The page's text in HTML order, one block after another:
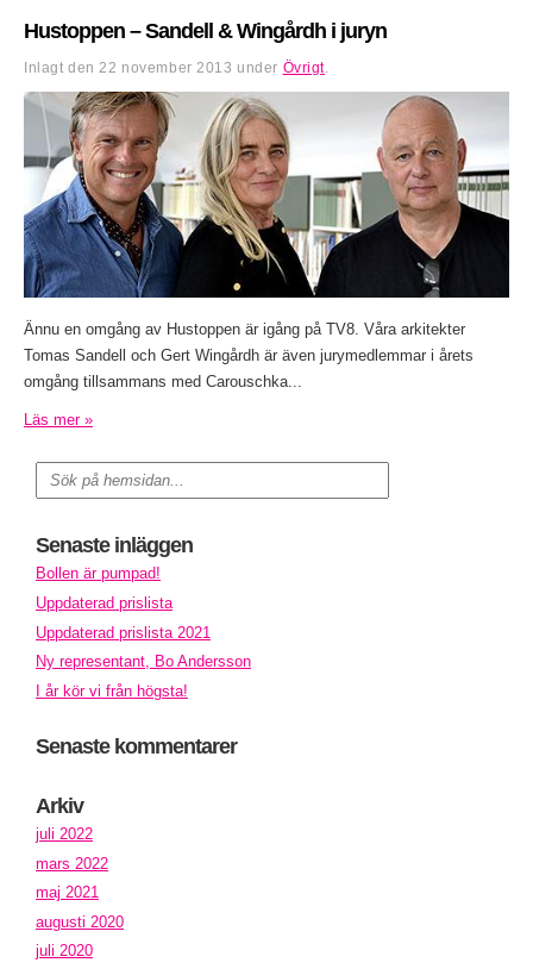
Hustoppen – Sandell & Wingårdh i juryn
Inlagt den 22 november 2013 under Övrigt
Ännu en omgång av Hustoppen är igång på TV8. Våra arkitekter
Tomas Sandell och Gert Wingårdh är även jurymedlemmar i årets
omgång tillsammans med Carouschka...
Läs mer »
Senaste inläggen
Bollen är pumpad!
Uppdaterad prislista
Uppdaterad prislista 2021
Ny representant, Bo Andersson
I år kör vi från högsta!
Senaste kommentarer
Arkiv
juli 2022
mars 2022
maj 2021
augusti 2020
juli 2020